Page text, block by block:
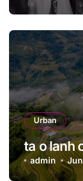
Urban
ta o lanh
admin